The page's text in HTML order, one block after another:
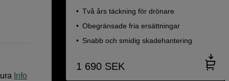
Info
Två års täckning för drönare
Obegränsade fria ersättningar
Snabb och smidig skadehantering
1 690 SEK